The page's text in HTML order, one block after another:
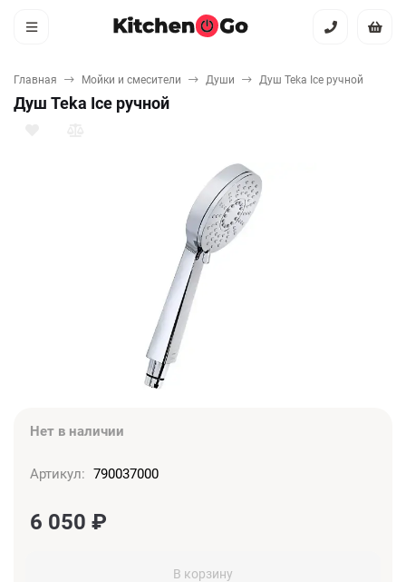
Главная Мойки и смесители Души Душ Teka Ice ручной
Душ Teka Ice ручной
Нет в наличии
Артикул: 790037000
6 050 ₽
В корзину